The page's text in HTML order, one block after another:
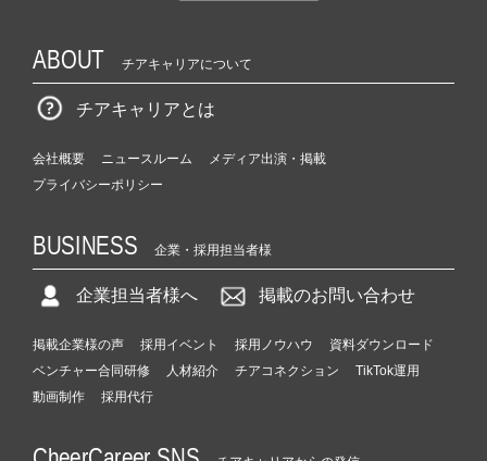
ABOUT チアキャリアについて
チアキャリアとは
会社概要 ニュースルーム
メディア出演・掲載
プライバシーポリシー
BUSINESS 企業・採用担当者様
企業担当者様へ 掲載のお問い合わせ
掲載企業様の声 採用イベント 採用ノウハウ
資料ダウンロード
ベンチャー合同研修
人材紹介 チアコネクション
TikTok運用
動画制作
採用代行